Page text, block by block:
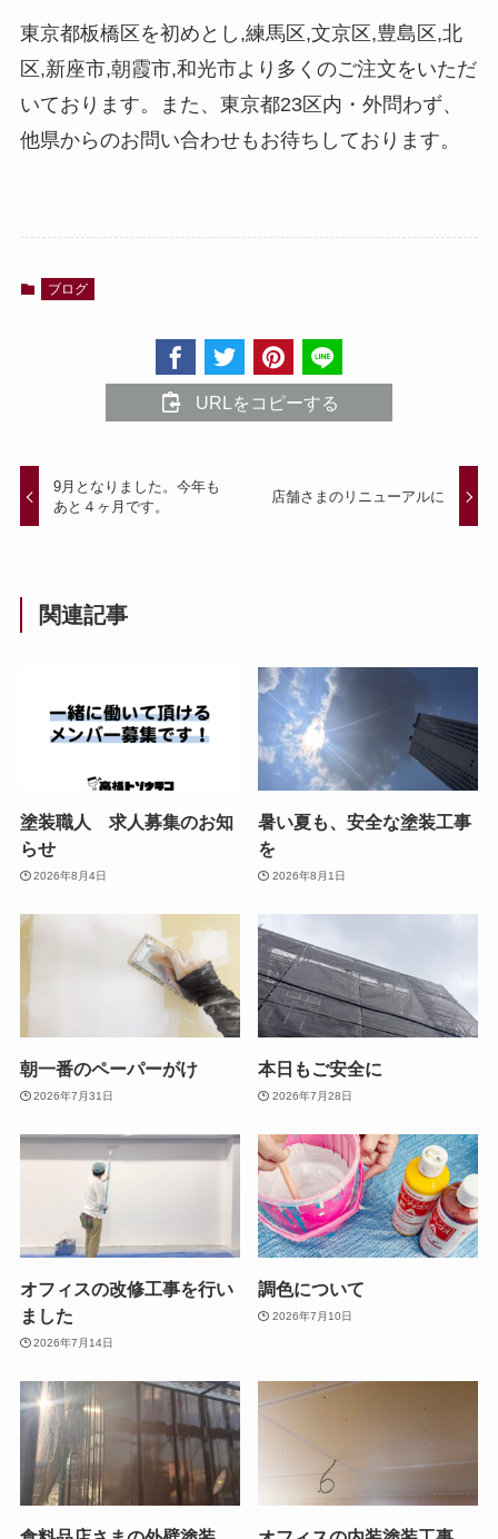
東京都板橋区を初めとし,練馬区,文京区,豊島区,北
区,新座市,朝霞市,和光市より多くのご注文をいただ
いております。また、東京都23区内・外問わず、
他県からのお問い合わせもお待ちしております。
ブログ
URLをコピーする
9月となりました。今年も
あと４ヶ月です。
店舗さまのリニューアルに
関連記事
塗装職人 求人募集のお知
らせ
2026年8月4日
暑い夏も、安全な塗装工事
を
2026年8月1日
朝一番のペーパーがけ
2026年7月31日
本日もご安全に
2026年7月28日
オフィスの改修工事を行い
ました
2026年7月14日
調色について
2026年7月10日